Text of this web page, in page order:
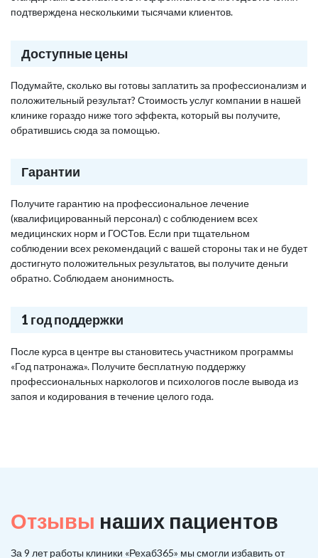
подтверждена несколькими тысячами клиентов.
Доступные цены
Подумайте, сколько вы готовы заплатить за профессионализм и
положительный результат? Стоимость услуг компании в нашей
клинике гораздо ниже того эффекта, который вы получите,
обратившись сюда за помощью.
Гарантии
Получите гарантию на профессиональное лечение
(квалифицированный персонал) с соблюдением всех
медицинских норм и ГОСТов. Если при тщательном
соблюдении всех рекомендаций с вашей стороны так и не будет
достигнуто положительных результатов, вы получите деньги
обратно. Соблюдаем анонимность.
1 год поддержки
После курса в центре вы становитесь участником программы
«Год патронажа». Получите бесплатную поддержку
профессиональных наркологов и психологов после вывода из
запоя и кодирования в течение целого года.
Отзывы наших пациентов
За 9 лет работы клиники «Рехаб365» мы смогли избавить от